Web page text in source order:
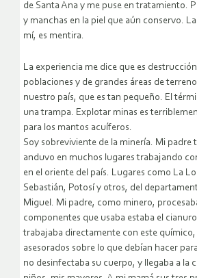
de Santa Ana y me puse en tratamiento.
y manchas en la piel que aún conservo. La
mí, es mentira.
La experiencia me dice que es
poblaciones y de grandes áreas de
nuestro país, que es tan pequeño. El
una trampa. Explotar minas es
para los mantos acuíferos.
Soy sobreviviente de la minería. Mi padre
anduvo en muchos lugares trabajando
en el oriente del país. Lugares como La
Sebastián, Potosí y otros, del
Miguel. Mi padre, como minero,
componentes que usaba estaba el
trabajaba directamente con este
asesorados sobre lo que debían hacer
no desinfectaba su cuerpo, y llegaba a la